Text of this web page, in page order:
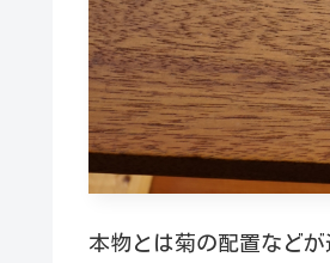
本物とは菊の配置など